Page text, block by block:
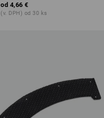
od 4,66 €
(v. DPH) od 30 ks